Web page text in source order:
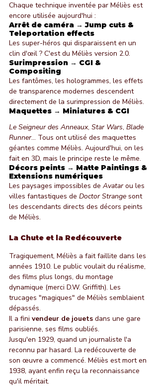
Chaque technique inventée par Méliès est
encore utilisée aujourd'hui :
Arrêt de caméra → Jump cuts &
Teleportation effects
Les super-héros qui disparaissent en un
clin d'œil ? C'est du Méliès version 2.0.
Surimpression → CGI &
Compositing
Les fantômes, les hologrammes, les effets
de transparence modernes descendent
directement de la surimpression de Méliès.
Maquettes → Miniatures & CGI
Le Seigneur des Anneaux, Star Wars, Blade
Runner... Tous ont utilisé des maquettes
géantes comme Méliès. Aujourd'hui, on les
fait en 3D, mais le principe reste le même.
Décors peints → Matte Paintings &
Extensions numériques
Les paysages impossibles de Avatar ou les
villes fantastiques de Doctor Strange sont
les descendants directs des décors peints
de Méliès.
La Chute et la Redécouverte
Tragiquement, Méliès a fait faillite dans les
années 1910. Le public voulait du réalisme,
des films plus longs, du montage
dynamique (merci D.W. Griffith). Les
trucages "magiques" de Méliès semblaient
dépassés.
Il a fini vendeur de jouets dans une gare
parisienne, ses films oubliés.
Jusqu'en 1929, quand un journaliste l'a
reconnu par hasard. La redécouverte de
son œuvre a commencé. Méliès est mort en
1938, ayant enfin reçu la reconnaissance
qu'il méritait.